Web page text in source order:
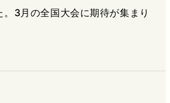
3月の全国大会に期待が集まり